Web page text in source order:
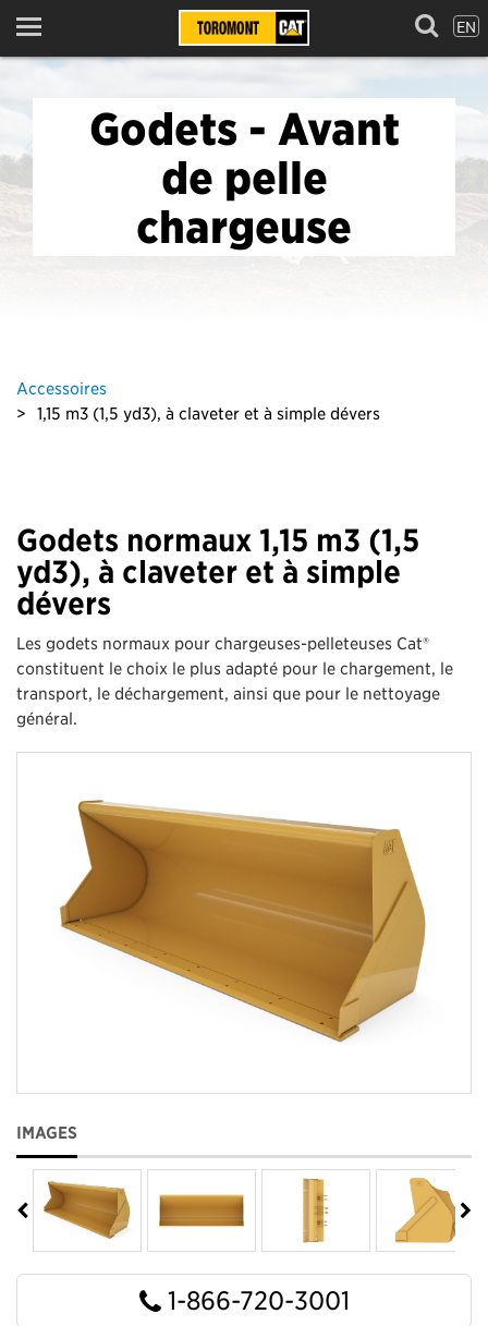
Menu EN
Godets - Avant
de pelle
chargeuse
Accessoires
1,15 m3 (1,5 yd3), à claveter et à simple dévers
Godets normaux 1,15 m3 (1,5
yd3), à claveter et à simple
dévers
Les godets normaux pour chargeuses-pelleteuses Cat®
constituent le choix le plus adapté pour le chargement, le
transport, le déchargement, ainsi que pour le nettoyage
général.
IMAGES
1-866-720-3001